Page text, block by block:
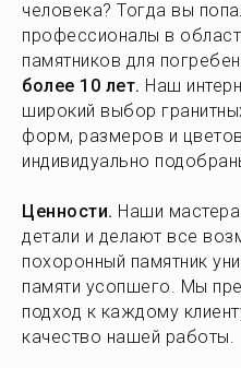
человека? Тогда вы
профессионалы в
памятников для
более 10 лет. Наш
широкий выбор
форм, размеров и
индивидуально
Ценности. Наши
детали и делают все
похоронный памятник
памяти усопшего. Мы
подход к каждому
качество нашей работы.